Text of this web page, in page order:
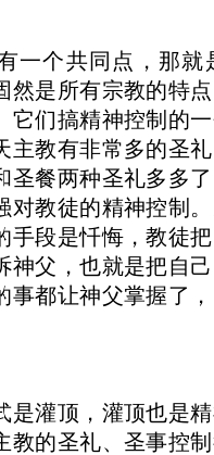
一个共同点，那就
然是所有宗教的特
它们搞精神控制的
主教有非常多的圣
圣餐两种圣礼多多
对教徒的精神控制
手段是忏悔，教徒
神父，也就是把自
事都让神父掌握了
是灌顶，灌顶也是
教的圣礼、圣事控